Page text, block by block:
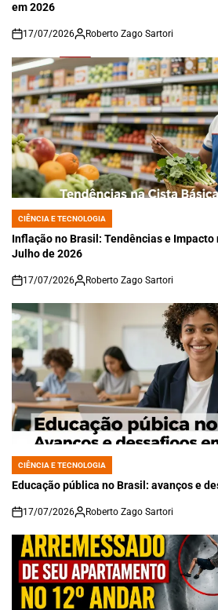
em 2026
on
17/07/2026 Roberto Zago Sartori
POSTED
IN
CIÊNCIA E TECNOLOGIA
Inflação no Brasil: Tendências e Impacto
Julho de 2026
on
17/07/2026 Roberto Zago Sartori
POSTED
IN
CIÊNCIA E TECNOLOGIA
Educação pública no Brasil: avanços e
on
17/07/2026 Roberto Zago Sartori